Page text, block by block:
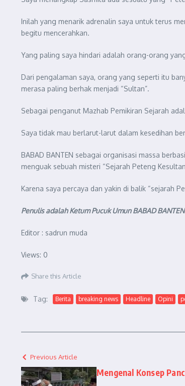
Inilah yang menarik adrenalin saya untuk terus
begitu mencerahkan.
Yang paling saya hindari adalah orang-orang
Dari pengalaman saya, orang yang seperti itu
merasa paling berhak menjadi “Sultan”.
Sebagai penganut Mazhab Pemikiran Sejarah
Saya tidak mau berlarut-larut dalam kesedihan
BABAD BANTEN sebagai organisasi massa
menguak sebuah misteri “Sejarah Peteng
Karena saya percaya dan yakin di balik “sejarah
Penulis adalah Ketum Pucuk Umun BABAD BANTEN
Editor : sadrun muda
Views: 0
Share this Article
Tag: Berita breaking news Headline Opini
Previous Article
Mengenal Konsep